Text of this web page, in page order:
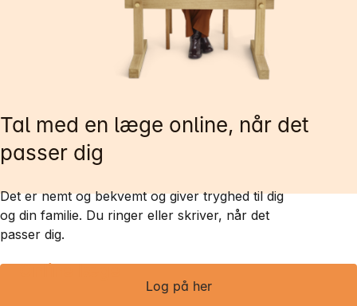
Tal med en læge online, når det
passer dig
Det er nemt og bekvemt og giver tryghed til dig
og din familie. Du ringer eller skriver, når det
passer dig.
Log på her
Online læge
Ring til os, hvis du har brug for hjælp
Mandag:
Onsdag:
Torsdag:
Fredag: